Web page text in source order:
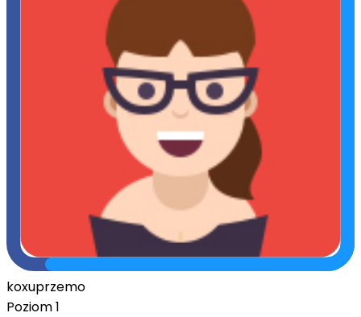
koxuprzemo
Poziom1